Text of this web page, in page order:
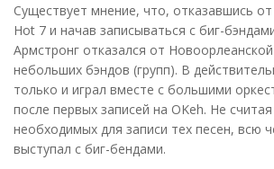
Существует мнение, что, отказавшись
Hot 7 и начав записываться с биг-
Армстронг отказался от
небольших бэндов (групп). В
только и играл вместе с большими
после первых записей на OKeh. Не
необходимых для записи тех песен, всю
выступал с биг-бендами.